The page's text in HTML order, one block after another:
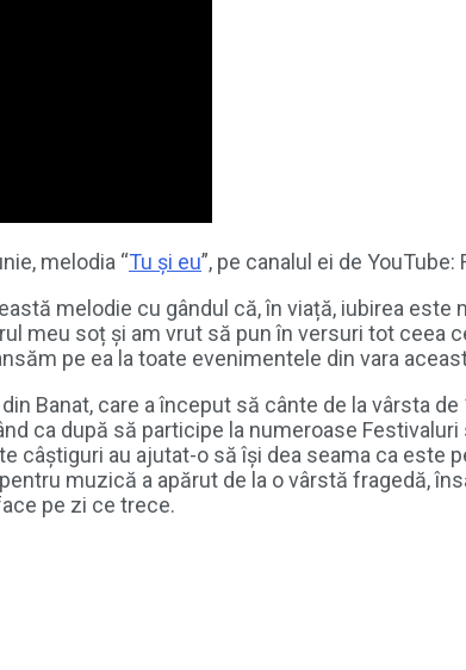
melodia “Tu și eu”, pe canalul ei de YouTube:
melodie cu gândul că, în viață, iubirea
meu soț și am vrut să pun în versuri tot ceea
pe ea la toate evenimentele din vara
Banat, care a început să cânte de la vârsta de
ca după să participe la numeroase
au ajutat-o să își dea seama ca este
muzică a apărut de la o vârstă fragedă,
pe zi ce trece.